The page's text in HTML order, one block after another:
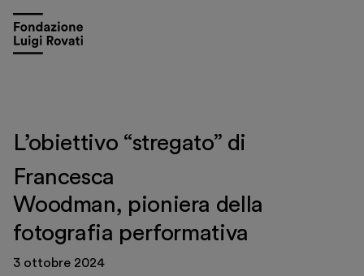
L’obiettivo “stregato” di
Francesca
Woodman, pioniera della
fotografia performativa
3 ottobre 2024